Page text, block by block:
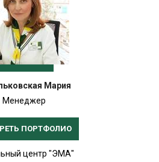
Мария
Менеджер
ПОРТФОЛИО
центр "ЭМА"